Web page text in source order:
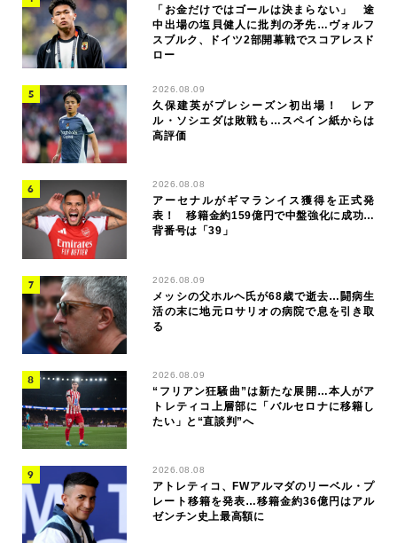
「お金だけではゴールは決まらない」 途
中出場の塩貝健人に批判の矛先…ヴォルフ
スブルク、ドイツ2部開幕戦でスコアレスド
ロー
2026.08.09
久保建英がプレシーズン初出場！ レア
ル・ソシエダは敗戦も…スペイン紙からは
高評価
2026.08.08
アーセナルがギマランイス獲得を正式発
表！ 移籍金約159億円で中盤強化に成功…
背番号は「39」
2026.08.09
メッシの父ホルヘ氏が68歳で逝去…闘病生
活の末に地元ロサリオの病院で息を引き取
る
2026.08.09
“フリアン狂騒曲”は新たな展開…本人がア
トレティコ上層部に「バルセロナに移籍し
たい」と“直談判”へ
2026.08.08
アトレティコ、FWアルマダのリーベル・プ
レート移籍を発表…移籍金約36億円はアル
ゼンチン史上最高額に